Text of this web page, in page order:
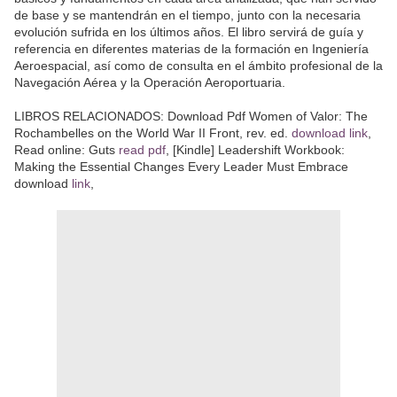
de base y se mantendrán en el tiempo, junto con la necesaria
evolución sufrida en los últimos años. El libro servirá de guía y
referencia en diferentes materias de la formación en Ingeniería
Aeroespacial, así como de consulta en el ámbito profesional de la
Navegación Aérea y la Operación Aeroportuaria.
LIBROS RELACIONADOS: Download Pdf Women of Valor: The
Rochambelles on the World War II Front, rev. ed. download link
Read online: Guts read pdf , [Kindle] Leadershift Workbook:
Making the Essential Changes Every Leader Must Embrace
download link